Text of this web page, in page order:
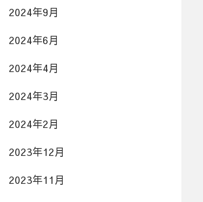
2024年9月
2024年6月
2024年4月
2024年3月
2024年2月
2023年12月
2023年11月